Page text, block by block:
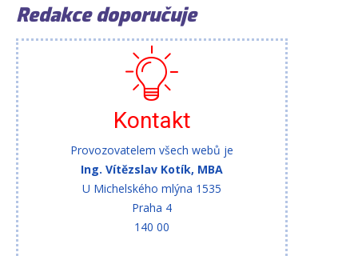
Redakce doporučuje
Kontakt
Provozovatelem všech webů je
Ing. Vítězslav Kotík, MBA
U Michelského mlýna 1535
Praha 4
140 00